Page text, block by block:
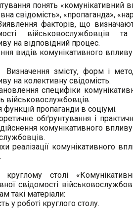
понять «комунікативний
свідомість», «пропаганда»,
факторів, що
військовослужбовців та
на відповідний процес.
видів комунікативного
Визначення змісту, форм і
на колективну свідомість.
специфіки
військовослужбовців.
пропаганди в соціумі.
обґрунтування і
комунікативного
реалізації комунікативного
столі
свідомості
такі матеріали:
у роботі круглого столу.